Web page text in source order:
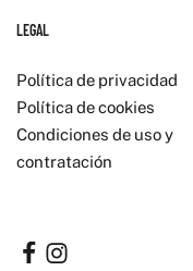
LEGAL
Política de privacidad
Política de cookies
Condiciones de uso y
contratación